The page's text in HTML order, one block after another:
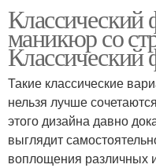
Классический
маникюр со
Классический
Такие классические
нельзя лучше
этого дизайна давно
выглядит
воплощения различных